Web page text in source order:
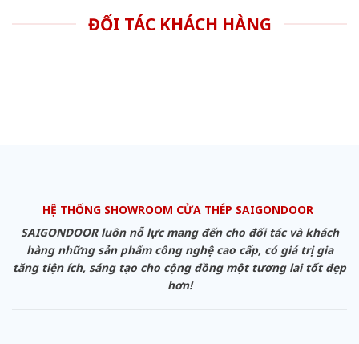
ĐỐI TÁC KHÁCH HÀNG
HỆ THỐNG SHOWROOM CỬA THÉP SAIGONDOOR
SAIGONDOOR luôn nỗ lực mang đến cho đối tác và khách
hàng những sản phẩm công nghệ cao cấp, có giá trị gia
tăng tiện ích, sáng tạo cho cộng đồng một tương lai tốt đẹp
hơn!